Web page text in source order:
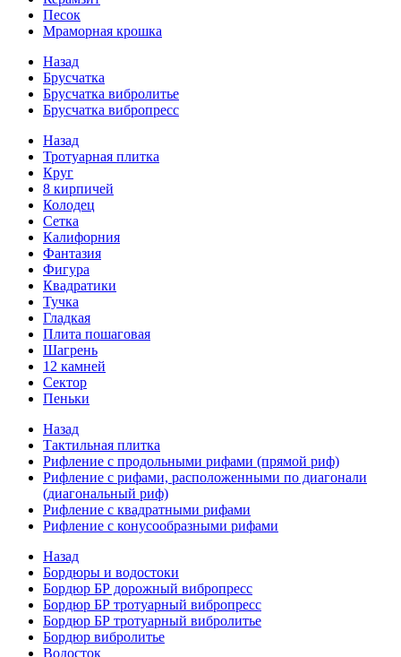
Песок
Мраморная крошка
Назад
Брусчатка
Брусчатка вибролитье
Брусчатка вибропресс
Назад
Тротуарная плитка
Круг
8 кирпичей
Колодец
Сетка
Калифорния
Фантазия
Фигура
Квадратики
Тучка
Гладкая
Плита пошаговая
Шагрень
12 камней
Сектор
Пеньки
Назад
Тактильная плитка
Рифление с продольными рифами (прямой риф)
Рифление с рифами, расположенными по диагонали
(диагональный риф)
Рифление с квадратными рифами
Рифление с конусообразными рифами
Назад
Бордюры и водостоки
Бордюр БР дорожный вибропресс
Бордюр БР тротуарный вибропресс
Бордюр БР тротуарный вибролитье
Бордюр вибролитье
Водосток